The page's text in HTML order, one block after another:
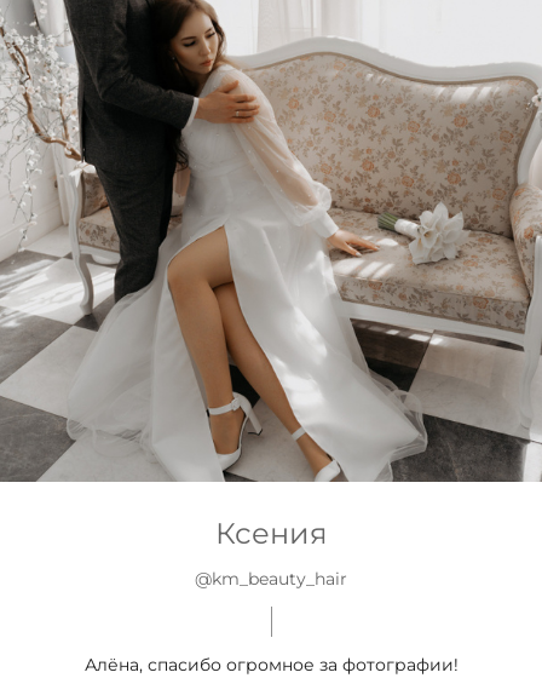
Ксения
@km_beauty_hair
Алёна, спасибо огромное за фотографии!